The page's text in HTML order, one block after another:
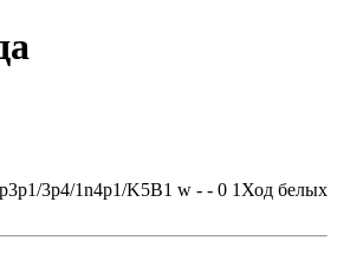
3p4/1n4p1/K5B1 w - - 0 1 Ход белых